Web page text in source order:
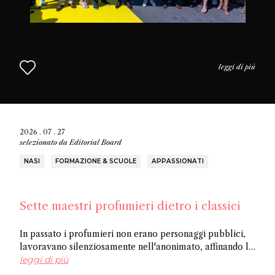
leggi di più
2026 . 07 . 27
selezionato daEditorial Board
NASI FORMAZIONE & SCUOLE APPASSIONATI
Sette maestri profumieri dietro i classici
In passato i profumieri non erano personaggi pubblici,
lavoravano silenziosamente nell'anonimato, affinando la
loro arte e creando opere senza ricevere riconoscimenti.
leggi di più